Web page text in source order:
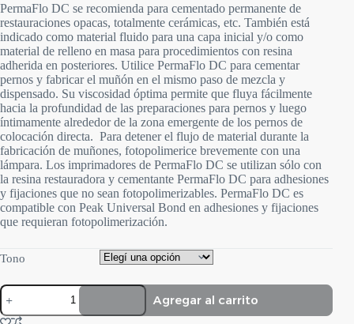
PermaFlo DC se recomienda para cementado permanente de
restauraciones opacas, totalmente cerámicas, etc. También está
indicado como material fluido para una capa inicial y/o como
material de relleno en masa para procedimientos con resina
adherida en posteriores. Utilice PermaFlo DC para cementar
pernos y fabricar el muñón en el mismo paso de mezcla y
dispensado. Su viscosidad óptima permite que fluya fácilmente
hacia la profundidad de las preparaciones para pernos y luego
íntimamente alrededor de la zona emergente de los pernos de
colocación directa. Para detener el flujo de material durante la
fabricación de muñones, fotopolimerice brevemente con una
lámpara. Los imprimadores de PermaFlo DC se utilizan sólo con
la resina restauradora y cementante PermaFlo DC para adhesiones
y fijaciones que no sean fotopolimerizables. PermaFlo DC es
compatible con Peak Universal Bond en adhesiones y fijaciones
que requieran fotopolimerización.
Tono
PermaFlo
DC
cantidad
Agregar al carrito